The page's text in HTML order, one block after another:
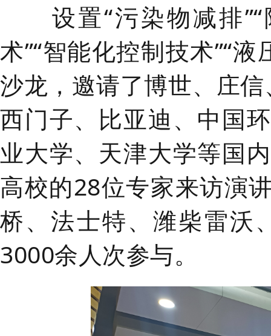
设置“污染物减排
术”“智能化控制技术”“
沙龙，邀请了博世、庄
西门子、比亚迪、中国
业大学、天津大学等国
高校的28位专家来访演
桥、法士特、潍柴雷沃
3000余人次参与。